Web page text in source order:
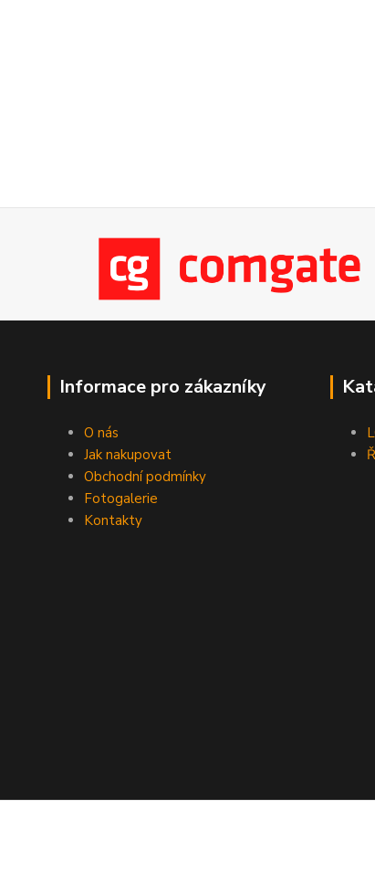
Informace pro zákazníky
O nás
Jak nakupovat
Obchodní podmínky
Fotogalerie
Kontakty